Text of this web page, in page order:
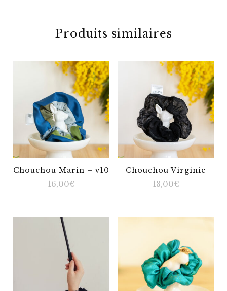
Produits similaires
Chouchou Marin – v10
16,00€
Chouchou Virginie
13,00€